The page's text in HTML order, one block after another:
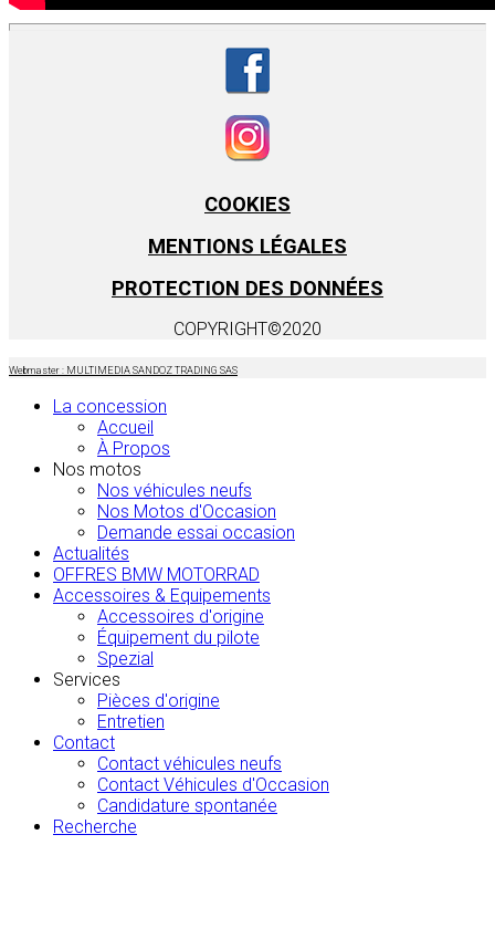
COOKIES
MENTIONS LÉGALES
PROTECTION DES DONNÉES
COPYRIGHT©2020
Webmaster : MULTIMEDIA SANDOZ TRADING SAS
La concession
Accueil
À Propos
Nos motos
Nos véhicules neufs
Nos Motos d'Occasion
Demande essai occasion
Actualités
OFFRES BMW MOTORRAD
Accessoires & Equipements
Accessoires d'origine
Équipement du pilote
Spezial
Services
Pièces d'origine
Entretien
Contact
Contact véhicules neufs
Contact Véhicules d'Occasion
Candidature spontanée
Recherche